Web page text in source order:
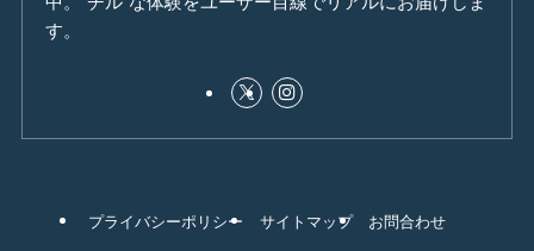
す。
プライバシーポリシー サイトマップ お問合わせ